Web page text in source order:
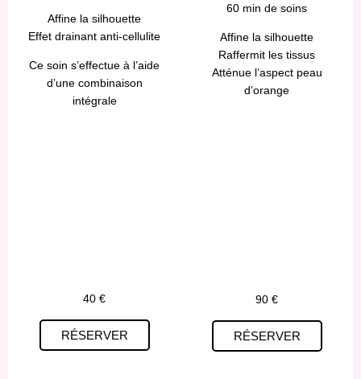
Affine la silhouette
Effet drainant anti-cellulite
Ce soin s’effectue à l’aide
d’une combinaison
intégrale
40 €
RÉSERVER
60 min de soins
Affine la silhouette
Raffermit les tissus
Atténue l’aspect peau
d’orange
90 €
RÉSERVER